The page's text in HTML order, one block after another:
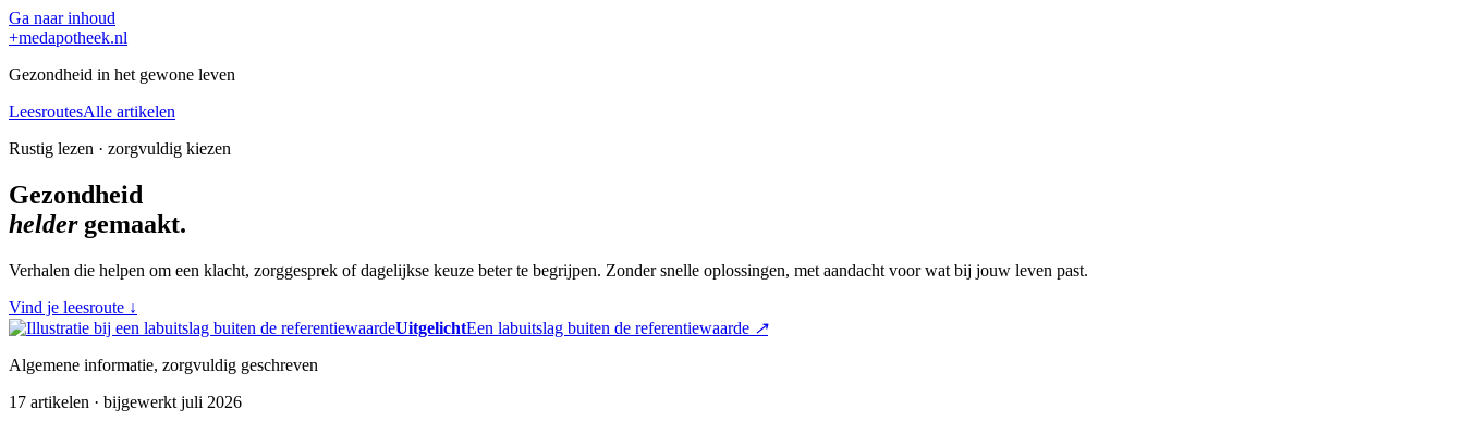
Ga naar inhoud
+medapotheek.nl
Gezondheid in het gewone leven
LeesroutesAlle artikelen
Rustig lezen · zorgvuldig kiezen
Gezondheid
heldergemaakt.
Verhalen die helpen om een klacht, zorggesprek of dagelijkse keuze beter te begrijpen. Zonder snelle oplossingen, met aandacht voor wat bij jouw leven past.
Vind je leesroute ↓
UitgelichtEen labuitslag buiten de referentiewaarde ↗
Algemene informatie, zorgvuldig geschreven
17 artikelen · bijgewerkt juli 2026